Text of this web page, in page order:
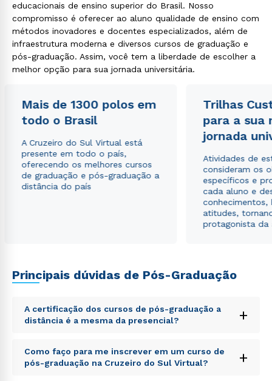
educacionais de ensino superior do Brasil. Nosso
compromisso é oferecer ao aluno qualidade de ensino com
métodos inovadores e docentes especializados, além de
infraestrutura moderna e diversos cursos de graduação e
pós-graduação. Assim, você tem a liberdade de escolher a
melhor opção para sua jornada universitária.
Mais de 1300 polos em
todo o Brasil
A Cruzeiro do Sul Virtual está
presente em todo o país,
oferecendo os melhores cursos
de graduação e pós-graduação a
distância do país
Trilhas
para a sua
jornada
Atividades de
consideram os
específicos e
cada aluno e
conhecimentos,
atitudes,
protagonista da
Principais dúvidas de Pós-Graduação
A certificação dos cursos de pós-graduação a
distância é a mesma da presencial?
+
Sed ut perspiciatis unde omnis iste natus error sit
voluptatem accusantium doloremque laudantium,
totam rem aperiam, eaque ipsa quae ab illo inventore
Como faço para me inscrever em um curso de
pós-graduação na Cruzeiro do Sul Virtual?
+
WhatsApp